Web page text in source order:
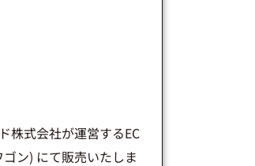
株式会社が運営するEC
ン) にて販売いたしま